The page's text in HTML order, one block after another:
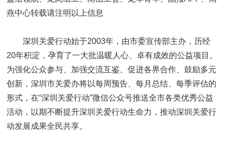
燕中心转载请注明以上信息
深圳关爱行动始于2003年，由市委宣传部主办，历经
20年积淀，孕育了一大批温暖人心、卓有成效的公益项目。
为强化公众参与、加强交流互鉴、促进各界合作、鼓励多元
创新，深圳市关爱办将以每周预告、每月总结、每季评估的
形式，在“深圳关爱行动”微信公众号推送全市各类优秀公益
活动，以期不断提升深圳关爱行动生命力，推动深圳关爱行
动发展成果全民共享。